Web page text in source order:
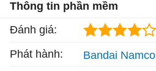
Thông tin phần mềm
Đánh giá:
Phát hành:
Bandai Namco